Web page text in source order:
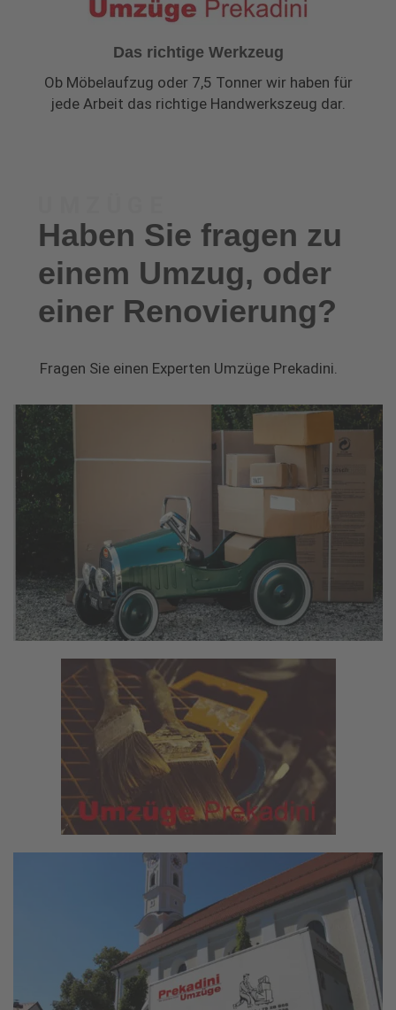
Das richtige Werkzeug
Ob Möbelaufzug oder 7,5 Tonner wir haben für
jede Arbeit das richtige Handwerkszeug dar.
Haben Sie fragen zu
einem Umzug, oder
einer Renovierung?
Fragen Sie einen Experten Umzüge Prekadini.